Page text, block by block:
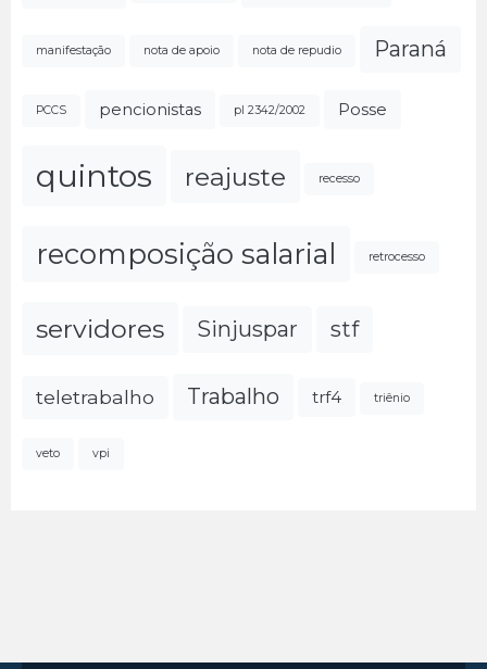
manifestação nota de apoio nota de repudio Paraná
PCCS pencionistas pl 2342/2002 Posse
quintos reajuste recesso
recomposição salarial retrocesso
servidores Sinjuspar stf
teletrabalho Trabalho trf4 triênio
veto vpi